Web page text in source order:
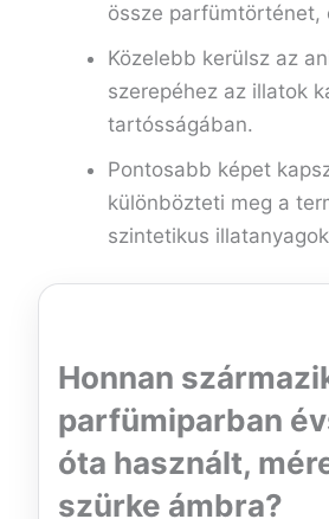
össze parfümtörténet,
Közelebb kerülsz az
szerepéhez az illatok
tartósságában.
Pontosabb képet
különbözteti meg a
szintetikus
Honnan
parfümiparban
óta használt,
szürke ámbra?